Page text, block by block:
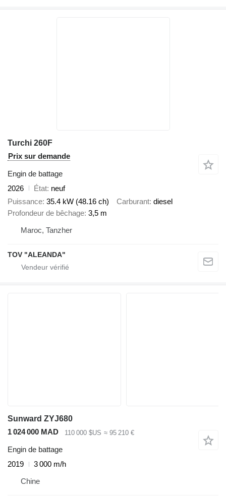
Turchi 260F
Prix sur demande
Engin de battage
2026
État neuf
Puissance 35.4 kW (48.16 ch) Carburant diesel
Profondeur de bêchage 3,5 m
Maroc, Tanzher
TOV "ALEANDA"
Sunward ZYJ680
1 024 000 MAD
110 000 $US ≈ 95 210 €
Engin de battage
2019
3 000 m/h
Chine